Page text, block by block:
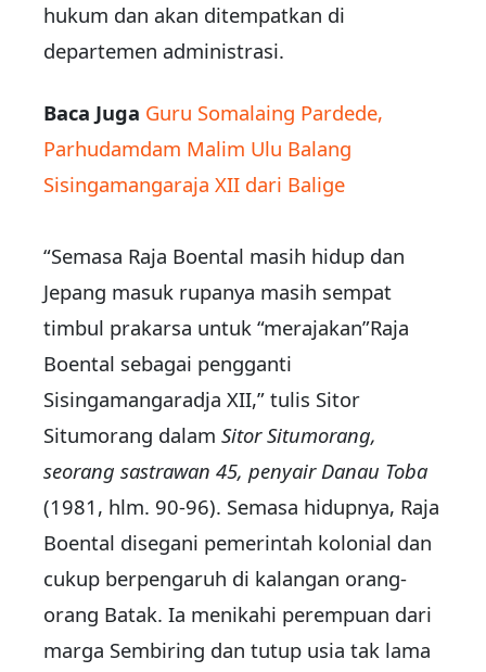
hukum dan akan ditempatkan di
departemen administrasi.
Baca Juga Guru Somalaing Pardede,
Parhudamdam Malim Ulu Balang
Sisingamangaraja XII dari Balige
“Semasa Raja Boental masih hidup dan
Jepang masuk rupanya masih sempat
timbul prakarsa untuk “merajakan”Raja
Boental sebagai pengganti
Sisingamangaradja XII,” tulis Sitor
Situmorang dalam Sitor Situmorang,
seorang sastrawan 45, penyair Danau Toba
(1981, hlm. 90-96). Semasa hidupnya, Raja
Boental disegani pemerintah kolonial dan
cukup berpengaruh di kalangan orang-
orang Batak. Ia menikahi perempuan dari
marga Sembiring dan tutup usia tak lama